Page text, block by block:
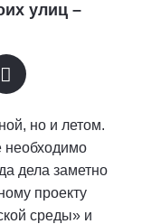
улиц –
но и летом.
необходимо
дела заметно
проекту
среды» и